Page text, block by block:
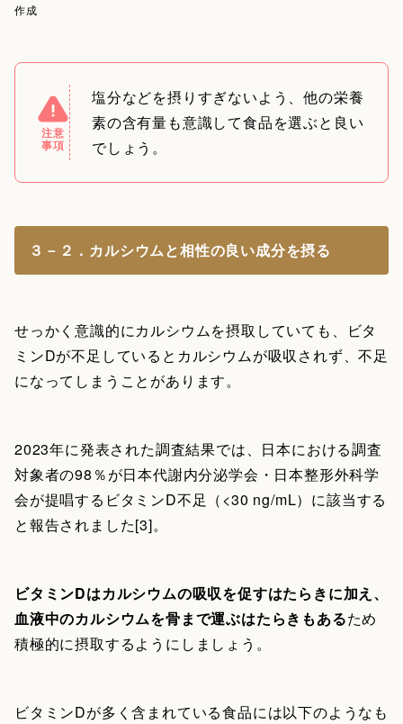
作成
注意
事項
塩分などを摂りすぎないよう、他の栄養
素の含有量も意識して食品を選ぶと良い
でしょう。
３－２．カルシウムと相性の良い成分を摂る
せっかく意識的にカルシウムを摂取していても、ビタ
ミンDが不足しているとカルシウムが吸収されず、不足
になってしまうことがあります。
2023年に発表された調査結果では、日本における調査
対象者の98％が日本代謝内分泌学会・日本整形外科学
会が提唱するビタミンD不足（<30 ng/mL）に該当する
と報告されました[3]。
ビタミンDはカルシウムの吸収を促すはたらきに加え、
血液中のカルシウムを骨まで運ぶはたらきもあるため
積極的に摂取するようにしましょう。
ビタミンDが多く含まれている食品には以下のようなも